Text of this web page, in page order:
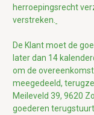
herroepingsrecht
verstreken.
De Klant moet de
later dan 14
om de
meegedeeld,
Meileveld 39, 9620
goederen